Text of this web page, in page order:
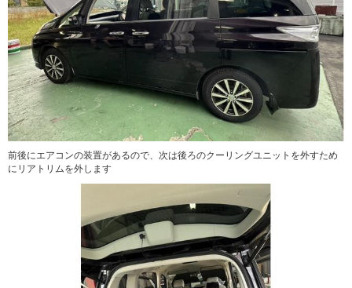
前後にエアコンの装置があるので、次は後ろのクーリングユニットを外すため
にリアトリムを外します